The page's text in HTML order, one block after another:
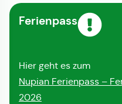
Ferienpass
Hier geht es zum
Nupian Ferienpass –
2026